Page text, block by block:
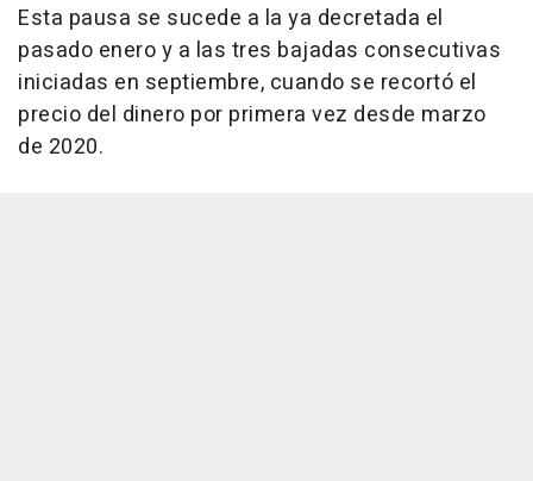
Esta pausa se sucede a la ya decretada el
pasado enero y a las tres bajadas consecutivas
iniciadas en septiembre, cuando se recortó el
precio del dinero por primera vez desde marzo
de 2020.